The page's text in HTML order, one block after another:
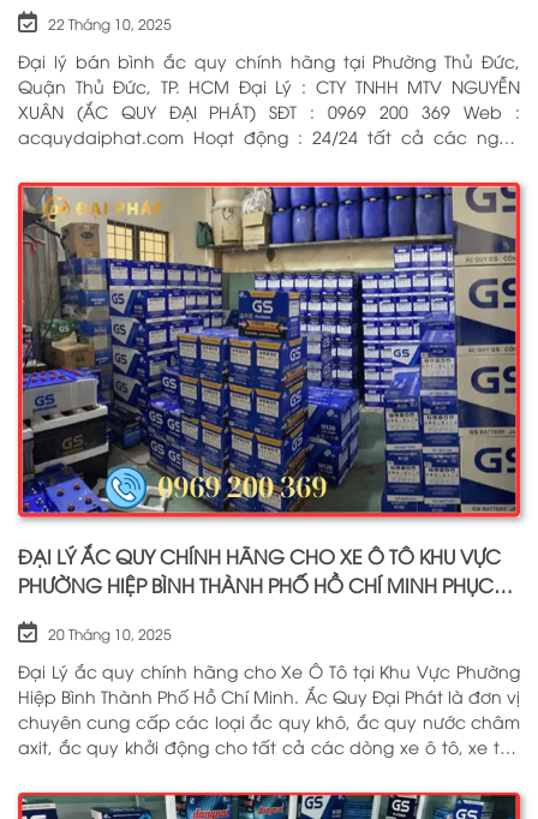
22 Tháng 10, 2025
Đại lý bán bình ắc quy chính hãng tại Phường Thủ Đức,
Quận Thủ Đức, TP. HCM Đại Lý : CTY TNHH MTV NGUYỄN
XUÂN (ẮC QUY ĐẠI PHÁT) SĐT : 0969 200 369 Web :
acquydaiphat.com Hoạt động : 24/24 tất cả các ngày
cho xe ô tô, xe máy, xe tải, cứu hộ ắc quy tận nơi 24/7 BẤM
ĐỂ GỌI NGAY CHO CHÚNG TÔI: 0969 200 369
ĐẠI LÝ ẮC QUY CHÍNH HÃNG CHO XE Ô TÔ KHU VỰC
PHƯỜNG HIỆP BÌNH THÀNH PHỐ HỒ CHÍ MINH PHỤC
20 Tháng 10, 2025
Đại Lý ắc quy chính hãng cho Xe Ô Tô tại Khu Vực Phường
Hiệp Bình Thành Phố Hồ Chí Minh. Ắc Quy Đại Phát là đơn vị
chuyên cung cấp các loại ắc quy khô, ắc quy nước châm
axit, ắc quy khởi động cho tất cả các dòng xe ô tô, xe tải,
thương hiệu như: GS, ĐỒNG NAI, VARTA, DELKOR, SOLITE,